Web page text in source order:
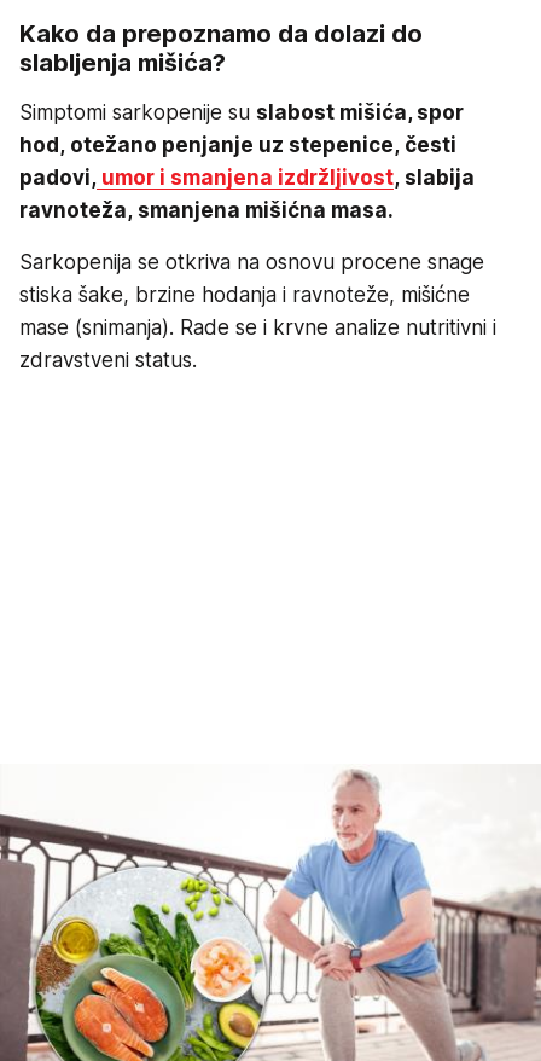
Kako da prepoznamo da dolazi do
slabljenja mišića?
Simptomi sarkopenije su slabost mišića, spor
hod, otežano penjanje uz stepenice, česti
padovi, umor i smanjena izdržljivost, slabija
ravnoteža, smanjena mišićna masa.
Sarkopenija se otkriva na osnovu procene snage
stiska šake, brzine hodanja i ravnoteže, mišićne
mase (snimanja). Rade se i krvne analize nutritivni i
zdravstveni status.